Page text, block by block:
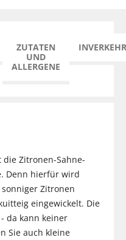
ZUTATEN
UND
ALLERGENE
Zitronen-Sahne-
Denn hierfür wird
Zitronen
eingewickelt. Die
da kann keiner
Sie auch kleine